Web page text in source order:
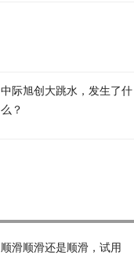
中际旭创大跳水，发生了什
么？
顺滑顺滑还是顺滑，试用